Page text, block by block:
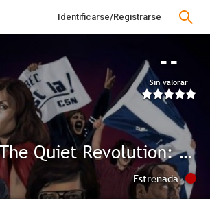
Identificarse/Registrarse
--
Sin valorar
The Quiet Revolution: State, Society and the Canadian Horror Film
Estrenada